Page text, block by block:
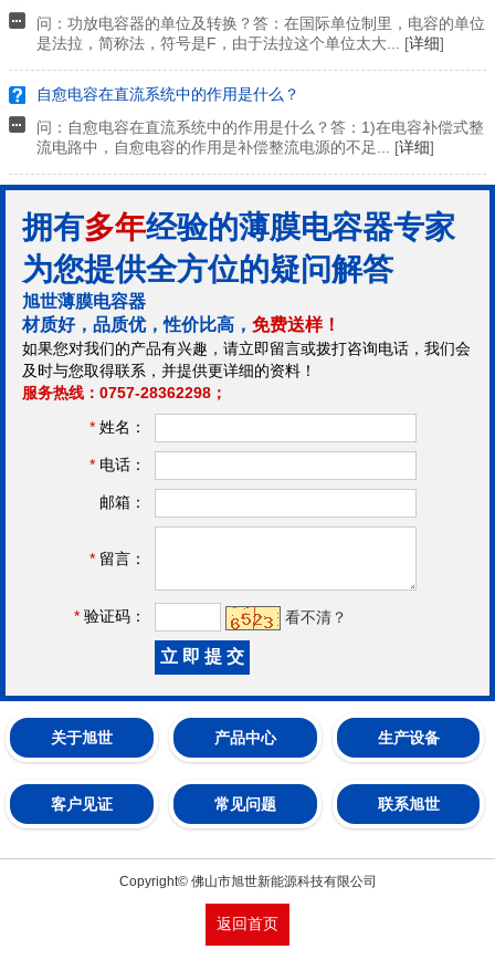
问：功放电容器的单位及转换？答：在国际单位制里，电容的单位
是法拉，简称法，符号是F，由于法拉这个单位太大... [详细]
自愈电容在直流系统中的作用是什么？
问：自愈电容在直流系统中的作用是什么？答：1)在电容补偿式整
流电路中，自愈电容的作用是补偿整流电源的不足... [详细]
拥有多年经验的薄膜电容器专家
为您提供全方位的疑问解答
旭世薄膜电容器
材质好，品质优，性价比高， 免费送样！
如果您对我们的产品有兴趣，请立即留言或拨打咨询电话，我们会
及时与您取得联系，并提供更详细的资料！
服务热线：0757-28362298；
* 姓名：
* 电话：
邮箱：
* 留言：
* 验证码： 看不清？
关于旭世 产品中心 生产设备
客户见证 常见问题 联系旭世
Copyright© 佛山市旭世新能源科技有限公司
返回首页